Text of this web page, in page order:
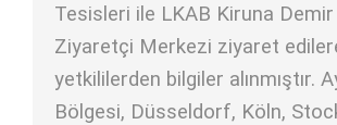
Tesisleri ile LKAB Kiruna
Ziyaretçi Merkezi ziyaret
yetkililerden bilgiler alınmıştır.
Bölgesi, Düsseldorf, Köln,